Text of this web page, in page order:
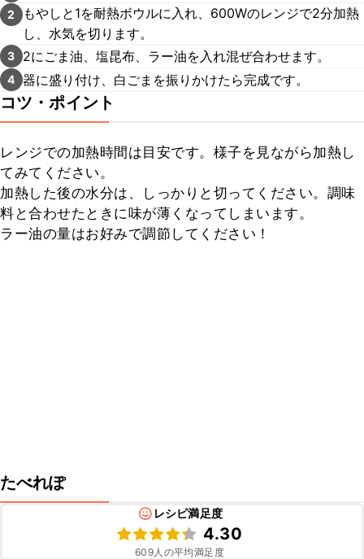
2
もやしと1を耐熱ボウルに入れ、600Wのレンジで2分加熱
し、水気を切ります。
3 2にごま油、塩昆布、ラー油を入れ混ぜ合わせます。
4 器に盛り付け、白ごまを振りかけたら完成です。
コツ・ポイント
レンジでの加熱時間は目安です。様子を見ながら加熱し
てみてください。
加熱した後の水分は、しっかりと切ってください。調味
料と合わせたときに味が薄くなってしまいます。
ラー油の量はお好みで調節してください！
たべれぽ
レシピ満足度
4.30
609人の平均満足度